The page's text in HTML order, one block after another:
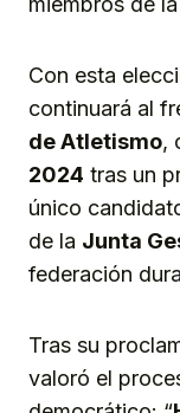
Con esta
continuará al
de Atletismo,
2024 tras un
único
de la Junta
federación
Tras su
valoró el